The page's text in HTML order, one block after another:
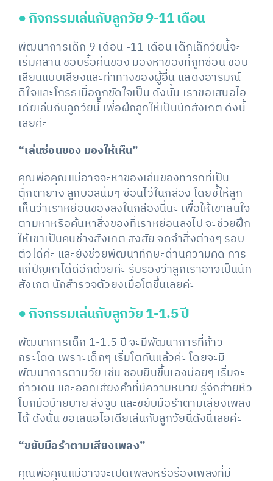
●กิจกรรมเล่นกับลูกวัย 9-11 เดือน
พัฒนาการเด็ก 9 เดือน -11 เดือน เด็กเล็กวัยนี้จะ
เริ่มคลาน ชอบรื้อค้นของ มองหาของที่ถูกซ่อน ชอบ
เลียนแบบเสียงและท่าทางของผู้อื่น แสดงอารมณ์
ดีใจและโกรธเมื่อถูกขัดใจเป็น ดังนั้น เราขอเสนอไอ
เดียเล่นกับลูกวัยนี้ เพื่อฝึกลูกให้เป็นนักสังเกต ดังนี้
เลยค่ะ
“เล่นซ่อนของ มองให้เห็น”
คุณพ่อคุณแม่อาจจะหาของเล่นของทารกที่เป็น
ตุ๊กตายาง ลูกบอลนิ่มๆ ซ่อนไว้ในกล่อง โดยชี้ให้ลูก
เห็นว่าเราหย่อนของลงในกล่องนี้นะ เพื่อให้เขาสนใจ
ตามหาหรือค้นหาสิ่งของที่เราหย่อนลงไป จะช่วยฝึก
ให้เขาเป็นคนช่างสังเกต สงสัย จดจำสิ่งต่างๆ รอบ
ตัวได้ค่ะ และยังช่วยพัฒนาทักษะด้านความคิด การ
แก้ปัญหาได้ดีอีกด้วยค่ะ รับรองว่าลูกเราอาจเป็นนัก
สังเกต นักสำรวจตัวยงเมื่อโตขึ้นเลยค่ะ
●กิจกรรมเล่นกับลูกวัย1-1.5 ปี
พัฒนาการเด็ก 1-1.5 ปี จะมีพัฒนาการที่ก้าว
กระโดด เพราะเด็กๆ เริ่มโตกันแล้วค่ะ โดยจะมี
พัฒนาการตามวัย เช่น ชอบยืนขึ้นเองบ่อยๆ เริ่มจะ
ก้าวเดิน และออกเสียงคำที่มีความหมาย รู้จักส่ายหัว
โบกมือบ๊ายบาย ส่งจูบ และขยับมือรำตามเสียงเพลง
ได้ ดังนั้น ขอเสนอไอเดียเล่นกับลูกวัยนี้ดังนี้เลยค่ะ
“ขยับมือรำตามเสียงเพลง”
คุณพ่อคุณแม่อาจจะเปิดเพลงหรือร้องเพลงที่มี